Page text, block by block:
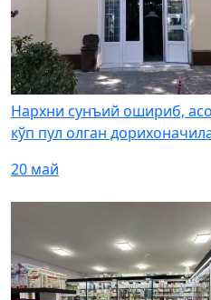
Нархни сунъий ошириб,
кўп пул олган
20 май